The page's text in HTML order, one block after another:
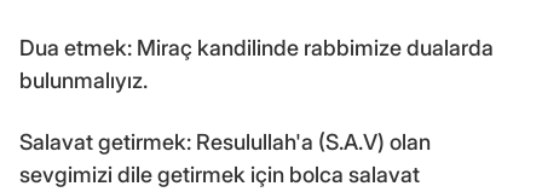
Dua etmek: Miraç kandilinde rabbimize dualarda
bulunmalıyız.
Salavat getirmek: Resulullah'a (S.A.V) olan
sevgimizi dile getirmek için bolca salavat